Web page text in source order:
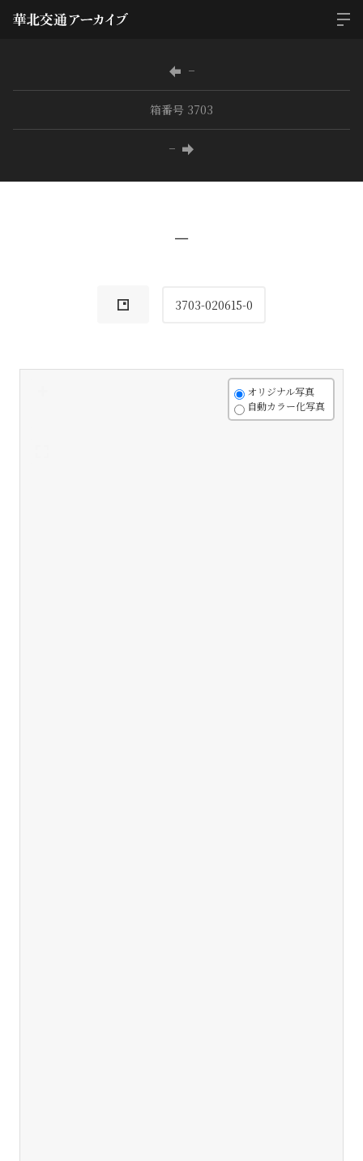
−
箱番号 3703
−
−
3703-020615-0
オリジナル写真
自動カラー化写真